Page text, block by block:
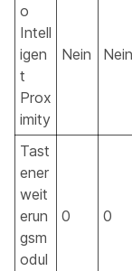
o
Intell
igen
t
Prox
imity
Nein Nein
Tast
ener
weit
erun
gsm
odul
0 0